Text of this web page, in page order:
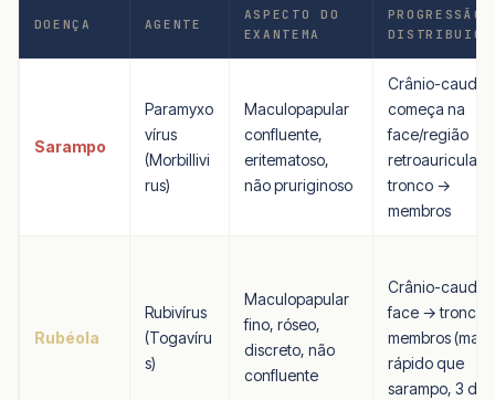
DOENÇA AGENTE
ASPECTO DO
EXANTEMA
Sarampo
Paramyxo
vírus
(Morbillivi
rus)
Maculopapular
confluente,
eritematoso,
não pruriginoso
Crânio-caudal:
começa na
face/região
retroauricular
tronco →
membros
Rubéola
Rubivírus
(Togavíru
s)
Maculopapular
fino, róseo,
discreto, não
confluente
Crânio-caudal:
face → tronco
membros (mais
rápido que
sarampo, 3